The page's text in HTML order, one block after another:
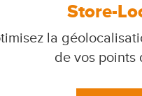
Store-
la
de vos points